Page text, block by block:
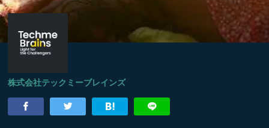
株式会社テックミーブレインズ